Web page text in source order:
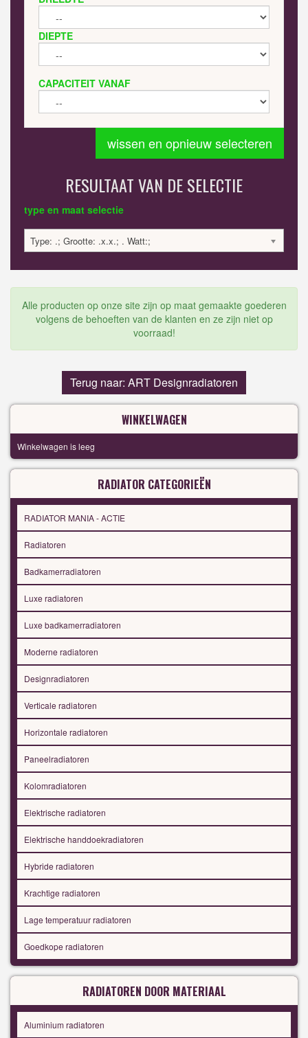
DIEPTE
CAPACITEIT VANAF
wissen en opnieuw selecteren
RESULTAAT VAN DE SELECTIE
type en maat selectie
Type: .; Grootte: .x.x.; . Watt:;
Alle producten op onze site zijn op maat gemaakte goederen
volgens de behoeften van de klanten en ze zijn niet op
voorraad!
Terug naar: ART Designradiatoren
WINKELWAGEN
Winkelwagen is leeg
RADIATOR CATEGORIEËN
RADIATOR MANIA - ACTIE
Radiatoren
Badkamerradiatoren
Luxe radiatoren
Luxe badkamerradiatoren
Moderne radiatoren
Designradiatoren
Verticale radiatoren
Horizontale radiatoren
Paneelradiatoren
Kolomradiatoren
Elektrische radiatoren
Elektrische handdoekradiatoren
Hybride radiatoren
Krachtige radiatoren
Lage temperatuur radiatoren
Goedkope radiatoren
RADIATOREN DOOR MATERIAAL
Aluminium radiatoren